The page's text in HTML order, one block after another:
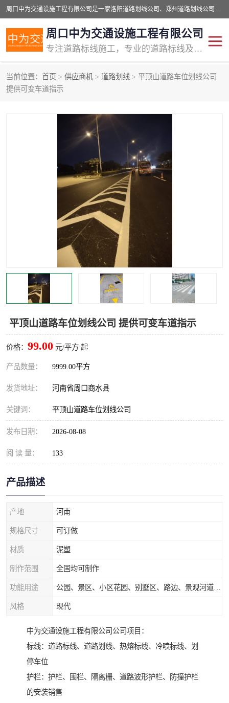
周口中为交通设施工程有限公司是一家洛阳道路划线公司、郑州道路划线公司、平顶山道路车位划线公司、开封车位划线公司、许昌道路车位划线公司、漯河道路车位划线公司，公司始终坚持“诚信、匠心、专注”的宗旨；我们的经营理念是：的服务。
周口中为交通设施工程有限公司
专注道路标线施工，专业的道路标线及交通设施施工服务商!
当前位置： 首页 > 供应商机 > 道路划线 > 平顶山道路车位划线公司
提供可变车道指示
平顶山道路车位划线公司 提供可变车道指示
价格： 99.00 元/平方 起
产品数量： 9999.00平方
发货地址： 河南省周口商水县
关键词： 平顶山道路车位划线公司
发布日期： 2026-08-08
阅 读 量： 133
产品描述
产地 河南
规格尺寸 可订做
材质 泥塑
制作范围 全国均可制作
功能用途
风格 现代
中为交通设施工程有限公司公司项目：
标线：道路标线、道路划线、热熔标线、冷喷标线、划
停车位
护栏：护栏、围栏、隔离栅、道路波形护栏、防撞护栏
的安装销售
交通道路标线
道路标线划线 马路标线
道路划线